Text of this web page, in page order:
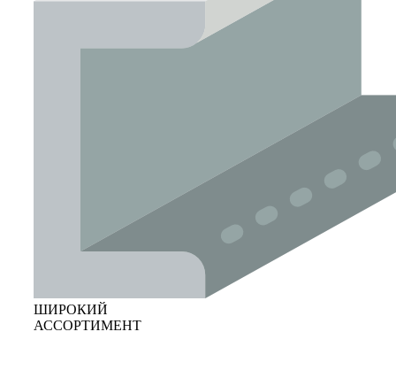
ШИРОКИЙ
АССОРТИМЕНТ